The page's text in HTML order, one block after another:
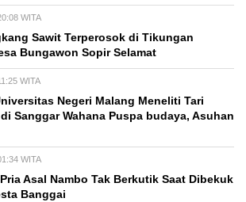
WITA
Sawit Terperosok di Tikungan
Bungawon Sopir Selamat
WITA
Negeri Malang Meneliti Tari
Sanggar Wahana Puspa budaya, Asuhan
WITA
Asal Nambo Tak Berkutik Saat Dibekuk
Banggai